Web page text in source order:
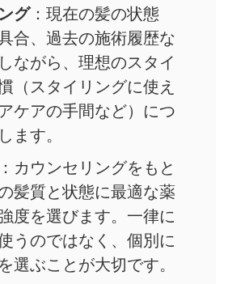
グ：現在の髪の状態
合、過去の施術履歴な
ながら、理想のスタイ
（スタイリングに使え
ケアの手間など）につ
ます。
：カウンセリングをもと
髪質と状態に最適な薬
度を選びます。一律に
うのではなく、個別に
選ぶことが大切です。